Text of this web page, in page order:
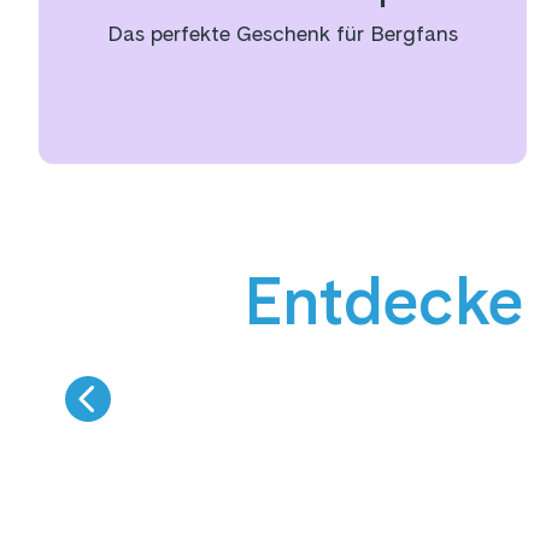
Das perfekte Geschenk für Bergfans
9 km Talabfahrt